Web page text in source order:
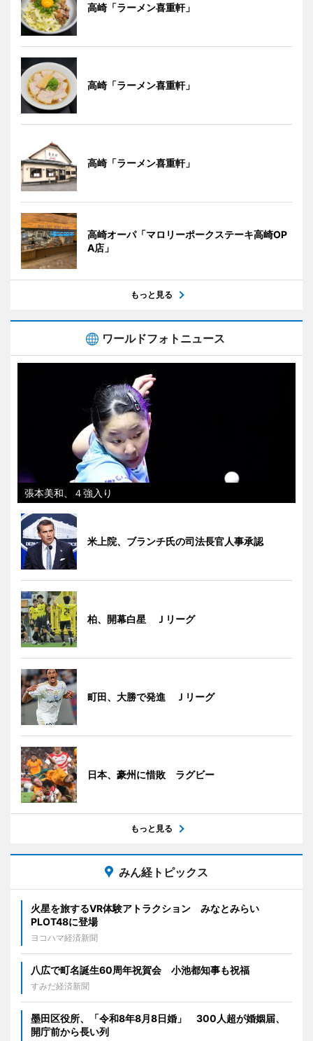
高崎「ラーメン喜重軒」
高崎「ラーメン喜重軒」
高崎「ラーメン喜重軒」
高崎オーパ「マロリーポークステーキ高崎OP
A店」
もっと見る
ワールドフォトニュース
張本美和、４強入り
米上院、ブランチ氏の司法長官人事承認
柏、開幕白星 Ｊリーグ
町田、大勝で発進 Ｊリーグ
日本、豪州に惜敗 ラグビー
もっと見る
みん経トピックス
火星を旅するVR体験アトラクション みなとみらい
PLOT48に登場
ヨコハマ経済新聞
八広で町名誕生60周年祝賀会 小池都知事も祝福
すみだ経済新聞
墨田区役所、「令和8年8月8日婚」 300人超が婚姻届、
開庁前から長い列